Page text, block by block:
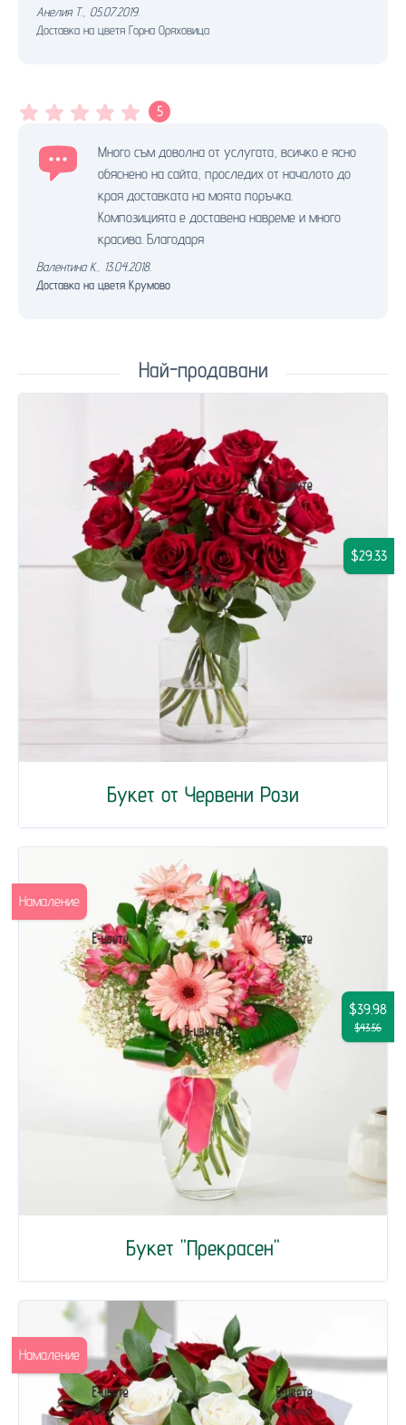
Анелия Т. 05.07.2019.
Доставка на цветя Горна Оряховица
5
Много съм доволна от услугата, всичко е ясно
обяснено на сайта, проследих от началото до
края доставката на моята поръчка.
Композицията е доставена навреме и много
красива. Благодаря
Валентина К.
13.04.2018.
Доставка на цветя Крумово
Най-продавани
Букет от Червени Рози
$29.33
Букет "Прекрасен"
$39.98
$43.56
Намаление
Намаление